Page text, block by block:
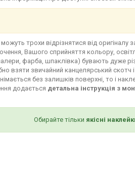
можуть трохи відрізнятися від
Вашого сприйняття кольору,
фарба, шпаклівка) бувають дуже
взяти звичайний канцелярський
без залишків поверхні, то і
додається детальна інструкція з
Обирайте тільки якісні